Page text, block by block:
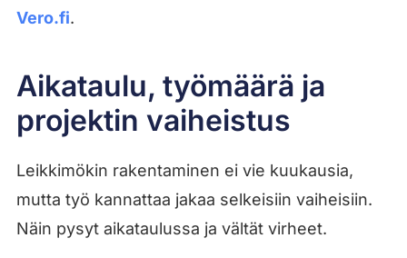
Vero.fi.
Aikataulu, työmäärä ja
projektin vaiheistus
Leikkimökin rakentaminen ei vie kuukausia,
mutta työ kannattaa jakaa selkeisiin vaiheisiin.
Näin pysyt aikataulussa ja vältät virheet.